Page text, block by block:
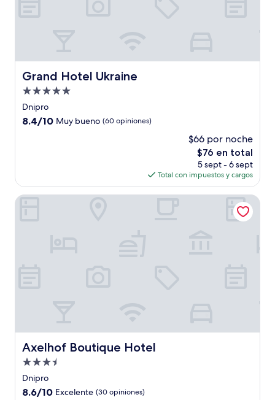
Grand Hotel Ukraine
Grand Hotel Ukraine
Propiedad
de
5.0
Dnipro
8.4
opiniones)
8.4/10 Muy bueno (60 opiniones)
$66 por noche
El
precio
actual
es
de
$76 en total
5 sept - 6 sept
Total con impuestos y cargos
Axelhof Boutique Hotel
Axelhof Boutique Hotel
Propiedad
de
3.5
Dnipro
8.6
8.6/10 Excelente (30 opiniones)
Axelhof Boutique Hotel